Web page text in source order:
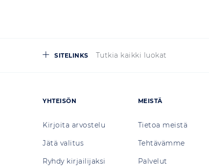
SITELINKS Tutkia kaikki luokat
YHTEISÖN
Kirjoita arvostelu
Jätä valitus
Ryhdy kirjailijaksi
MEISTÄ
Tietoa meistä
Tehtävämme
Palvelut